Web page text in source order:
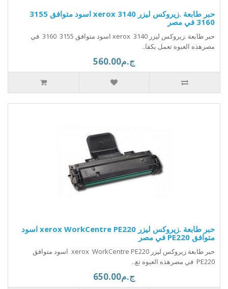
حبر طابعة .زيروكس ليزر xerox 3140 اسود متوافق 3155
3160 في مصر
حبر طابعة .زيروكس ليزر xerox 3140 اسود متوافق 3155 3160 في
مصرهذه العبوه تعمل بكفا..
ج.م560.00
حبر طابعة .زيروكس ليزر xerox WorkCentre PE220 اسود
متوافق PE220 في مصر
حبر طابعة زيروكس ليزر xerox WorkCentre PE220 اسود متوافق
PE220 في مصرهذه العبوه تع..
ج.م650.00